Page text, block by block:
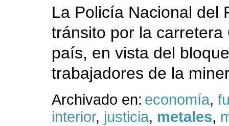
La Policía Nacional del
tránsito por la
país, en vista del
trabajadores de la
Archivado en: economía,
interior, justicia, metales,